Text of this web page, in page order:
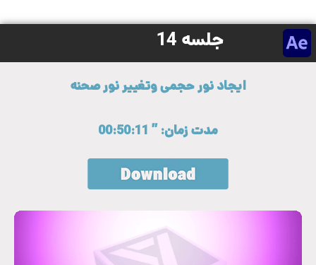
جلسه 14
ایجاد نور حجمی وتغییر نور صحنه
مدت زمان: ” 00:50:11